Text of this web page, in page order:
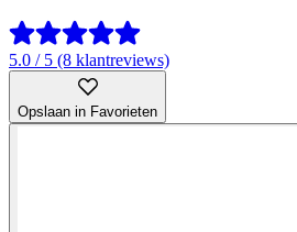
5.0 / 5 (8 klantreviews)
Opslaan in Favorieten